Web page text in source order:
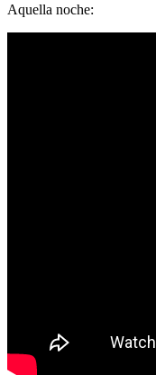
Aquella noche: